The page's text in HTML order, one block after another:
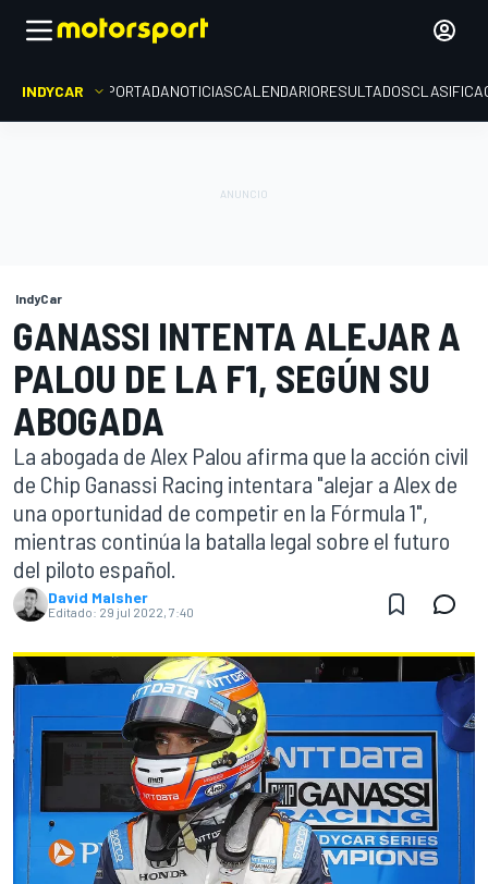
INDYCAR PORTADANOTICIASCALENDARIORESULTADOS
IndyCar
GANASSI INTENTA ALEJAR A
PALOU DE LA F1, SEGÚN SU
ABOGADA
La abogada de Alex Palou afirma que la acción civil
de Chip Ganassi Racing intentara "alejar a Alex de
una oportunidad de competir en la Fórmula 1",
mientras continúa la batalla legal sobre el futuro
del piloto español.
David Malsher
Editado: 29 jul 2022, 7:40